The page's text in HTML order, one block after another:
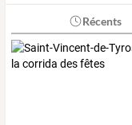
Récents